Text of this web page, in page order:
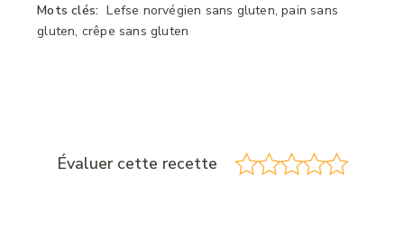
Mots clés: Lefse norvégien sans gluten, pain sans
gluten, crêpe sans gluten
Évaluer cette recette